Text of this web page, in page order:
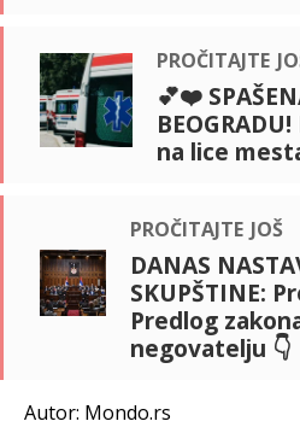
pročitajte
💕❤️
na lice
pročitajte još
DANAS
SKUPŠTINE:
Predlog
negovatelju 👇
Autor: Mondo.rs